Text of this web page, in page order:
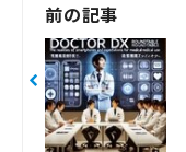
前の記事